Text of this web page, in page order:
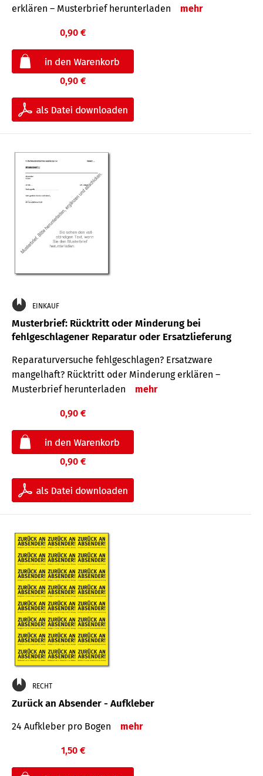
erklären – Musterbrief herunterladen
mehr
0,90 €
0,90 €
EINKAUF
Musterbrief: Rücktritt oder Minderung bei
fehlgeschlagener Reparatur oder Ersatzlieferung
Reparaturversuche fehlgeschlagen? Ersatzware
mangelhaft? Rücktritt oder Minderung erklären –
Musterbrief herunterladen
mehr
0,90 €
0,90 €
RECHT
Zurück an Absender - Aufkleber
24 Aufkleber pro Bogen mehr
1,50 €